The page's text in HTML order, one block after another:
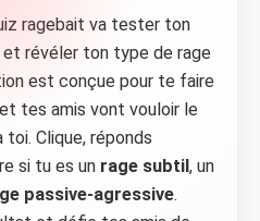
ragebait va tester ton
révéler ton type de rage
est conçue pour te faire
tes amis vont vouloir le
Clique, réponds
si tu es un rage subtil, un
passive-agressive.